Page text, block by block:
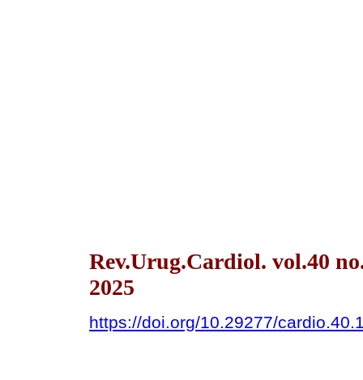
Rev.Urug.Cardiol. vol.40
2025
https://doi.org/10.29277/